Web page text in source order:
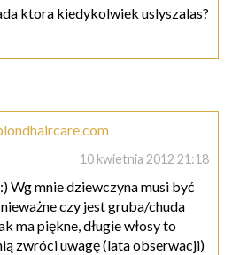
ktora kiedykolwiek uslyszalas?
10 kwietnia 2012 21:18
Wg mnie dziewczyna musi być
czy jest gruba/chuda
ma piękne, długie włosy to
zwróci uwagę (lata obserwacji)